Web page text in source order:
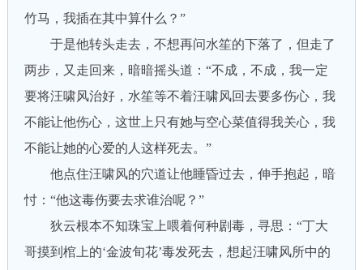
竹马，我插在其中算什么？”
于是他转头走去，不想再问水笙的下落了，但走了
两步，又走回来，暗暗摇头道：“不成，不成，我一定
要将汪啸风治好，水笙等不着汪啸风回去要多伤心，我
不能让他伤心，这世上只有她与空心菜值得我关心，我
不能让她的心爱的人这样死去。”
他点住汪啸风的穴道让他睡昏过去，伸手抱起，暗
忖：“他这毒伤要去求谁治呢？”
狄云根本不知珠宝上喂着何种剧毒，寻思：“丁大
哥摸到棺上的‘金波旬花’毒发死去，想起汪啸风所中的